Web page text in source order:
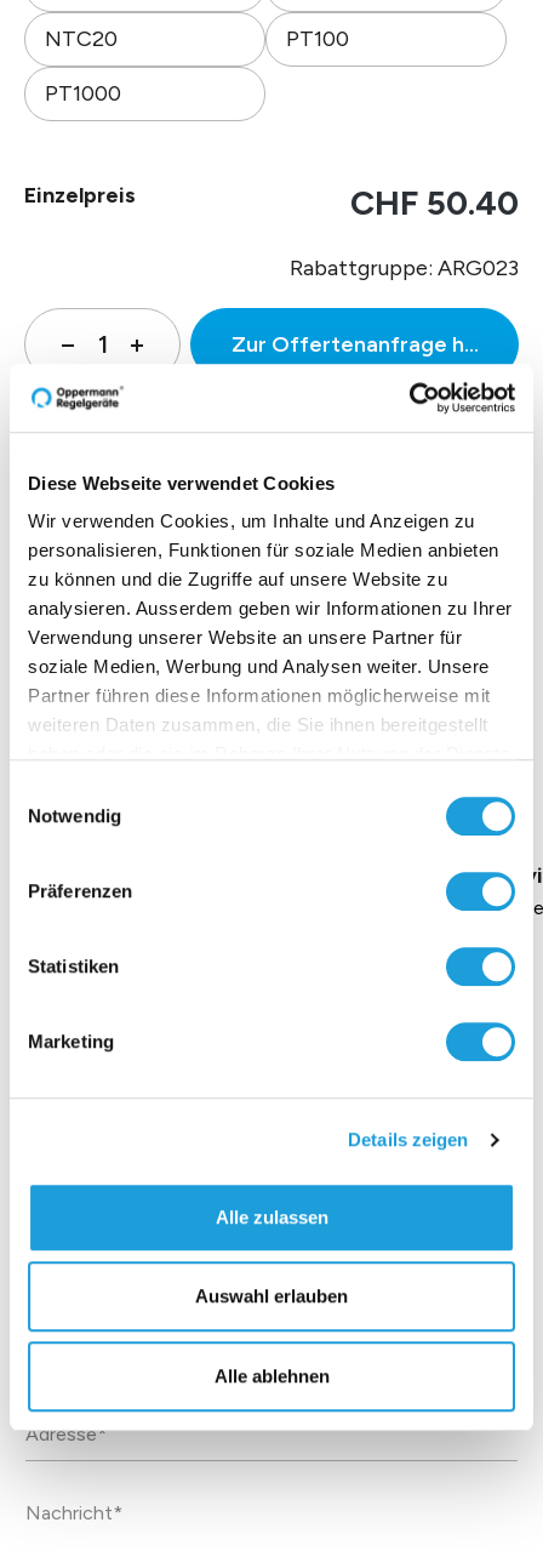
Diese Webseite verwendet Cookies
Wir verwenden Cookies, um Inhalte und Anzeigen zu
personalisieren, Funktionen für soziale Medien anbieten
zu können und die Zugriffe auf unsere Website zu
analysieren. Ausserdem geben wir Informationen zu Ihrer
Verwendung unserer Website an unsere Partner für
soziale Medien, Werbung und Analysen weiter. Unsere
Partner führen diese Informationen möglicherweise mit
weiteren Daten zusammen, die Sie ihnen bereitgestellt
Notwendig
Präferenzen
Statistiken
Marketing
Details zeigen
Alle zulassen
Auswahl erlauben
Alle ablehnen
NTC20 PT100
PT1000
Einzelpreis CHF 50.40
Rabattgruppe: ARG023
Zur Offertenanfrage
Produktbeschreibung
Technische Daten
Downloads
Oppermann